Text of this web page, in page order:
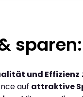
sparen:
und Effizienz
auf attraktive